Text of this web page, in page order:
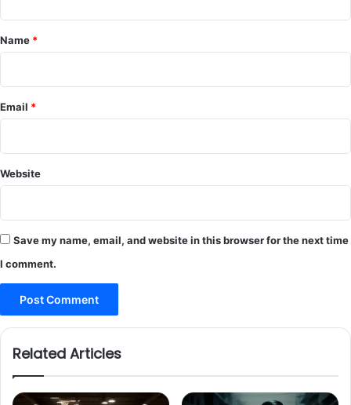
*
Name *
Email *
Website
Save my name, email, and website in this browser for the next time
I comment.
Related Articles